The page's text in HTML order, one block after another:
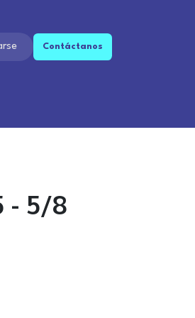
Contáctan​​os​​
- 5/8